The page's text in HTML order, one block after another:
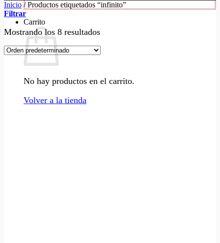
Carrito
No hay productos en el carrito.
Volver a la tienda
Inicio /Productos etiquetados “infinito”
Filtrar
Mostrando los 8 resultados